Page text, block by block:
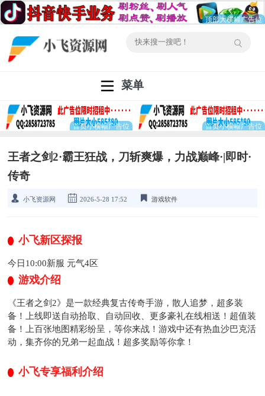
菜单
王者之剑2·霸王狂战，刀斩爽爆，力战巅峰·|即时·
传奇
小飞资源网 2026-5-28 17:52 游戏软件
小飞新区探报
今日10:00新服 元气4区
游戏介绍
《王者之剑2》是一款经典复古传奇手游，散人追梦，超多装
备！上线即送自动拾取、自动回收、更多豪礼在线相送！超值装
备！上百张地图精彩纷呈，等你来战！游戏中还有热血沙巴克活
动，集齐你的兄弟一起血战！超多奖励等你拿！
小飞专享福利介绍